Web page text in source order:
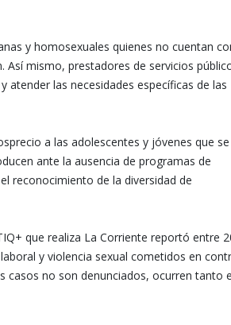
y homosexuales quienes no cuentan
mismo, prestadores de servicios
atender las necesidades específicas de las
a las adolescentes y jóvenes que se
ante la ausencia de programas de
reconocimiento de la diversidad de
que realiza La Corriente reportó entre
y violencia sexual cometidos en
casos no son denunciados, ocurren tanto